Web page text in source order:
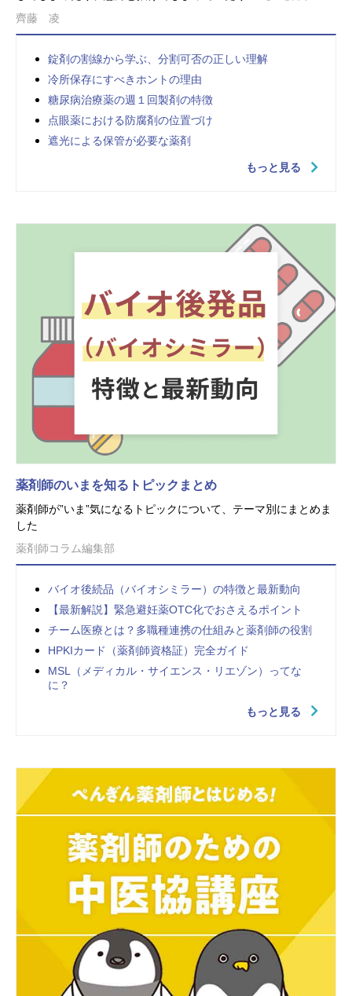
齊藤 凌
錠剤の割線から学ぶ、分割可否の正しい理解
冷所保存にすべきホントの理由
糖尿病治療薬の週１回製剤の特徴
点眼薬における防腐剤の位置づけ
遮光による保管が必要な薬剤
もっと見る
薬剤師のいまを知るトピックまとめ
薬剤師が”いま”気になるトピックについて、テーマ別にまとめま
した
薬剤師コラム編集部
バイオ後続品（バイオシミラー）の特徴と最新動向
【最新解説】緊急避妊薬OTC化でおさえるポイント
チーム医療とは？多職種連携の仕組みと薬剤師の役割
HPKIカード（薬剤師資格証）完全ガイド
MSL（メディカル・サイエンス・リエゾン）ってな
に？
もっと見る